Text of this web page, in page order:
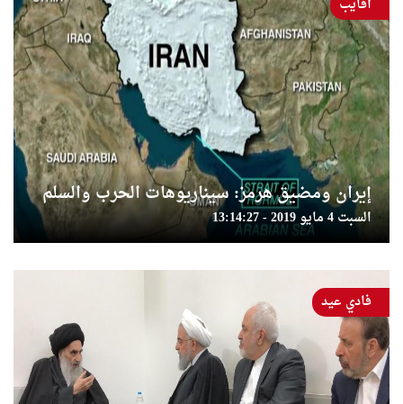
إيران ومضيق هرمز: سيناريوهات الحرب والسلم
السبت 4 مايو 2019 - 13:14:27
فادي عيد